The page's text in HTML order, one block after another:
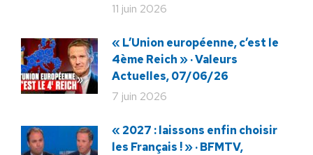
11 juin 2026
« L’Union européenne, c’est le
4ème Reich » · Valeurs
Actuelles, 07/06/26
7 juin 2026
« 2027 : laissons enfin choisir
les Français ! » · BFMTV,